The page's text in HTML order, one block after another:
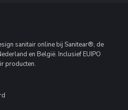
sanitair online bij Sanitear®, de
en België. Inclusief EUIPO
producten.